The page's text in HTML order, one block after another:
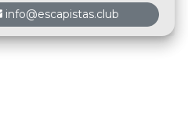
info@escapistas.club